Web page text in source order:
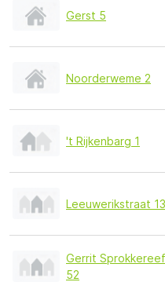
Gerst 5
Noorderweme 2
't Rijkenbarg 1
Leeuwerikstraat 13
Gerrit
52